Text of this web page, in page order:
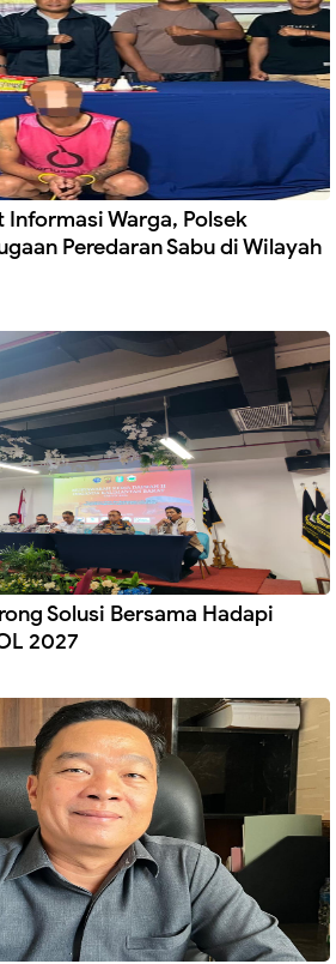
Warga, Polsek
Peredaran Sabu di Wilayah
Solusi Bersama Hadapi
2027